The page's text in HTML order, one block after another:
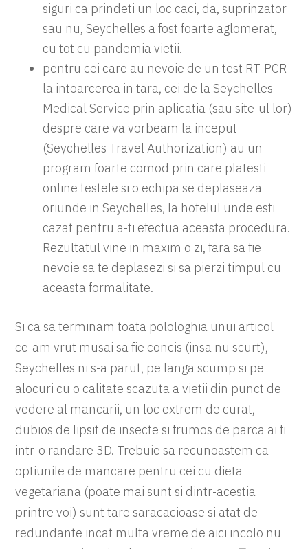
siguri ca prindeti un loc caci, da, suprinzator
sau nu, Seychelles a fost foarte aglomerat,
cu tot cu pandemia vietii.
pentru cei care au nevoie de un test RT-PCR
la intoarcerea in tara, cei de la Seychelles
Medical Service prin aplicatia (sau site-ul lor)
despre care va vorbeam la inceput
(Seychelles Travel Authorization) au un
program foarte comod prin care platesti
online testele si o echipa se deplaseaza
oriunde in Seychelles, la hotelul unde esti
cazat pentru a-ti efectua aceasta procedura.
Rezultatul vine in maxim o zi, fara sa fie
nevoie sa te deplasezi si sa pierzi timpul cu
aceasta formalitate.
Si ca sa terminam toata polologhia unui articol
ce-am vrut musai sa fie concis (insa nu scurt),
Seychelles ni s-a parut, pe langa scump si pe
alocuri cu o calitate scazuta a vietii din punct de
vedere al mancarii, un loc extrem de curat,
dubios de lipsit de insecte si frumos de parca ai fi
intr-o randare 3D. Trebuie sa recunoastem ca
optiunile de mancare pentru cei cu dieta
vegetariana (poate mai sunt si dintr-acestia
printre voi) sunt tare saracacioase si atat de
redundante incat multa vreme de aici incolo nu